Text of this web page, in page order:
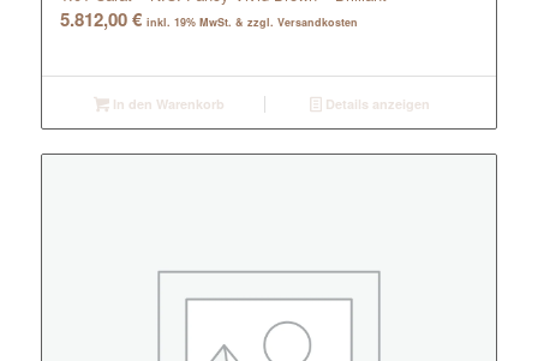
5.812,00€ inkl. 19% MwSt. & zzgl. Versandkosten
In den Warenkorb Details anzeigen